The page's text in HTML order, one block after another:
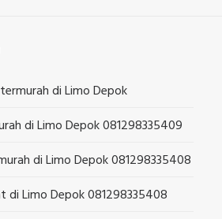
di Limo Depok
di Limo Depok 081298335409
di Limo Depok 081298335408
di Limo Depok 081298335408